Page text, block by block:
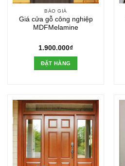
BÁO GIÁ
Giá cửa gỗ công nghiệp
MDFMelamine
1.900.000₫
ĐẶT HÀNG